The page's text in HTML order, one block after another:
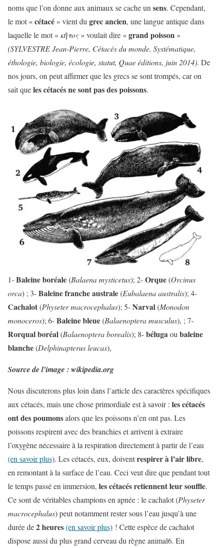
noms que l’on donne aux animaux se cache un sens. Cependant,
le mot «cétacé » vient du grec ancien, une langue antique dans
laquelle le mot « κῆτος» voulait dire «grand poisson »
(SYLVESTRE Jean-Pierre, Cétacés du monde. Systématique,
éthologie, biologie, écologie, statut, Quae éditions, juin 2014). De
nos jours, on peut affirmer que les grecs se sont trompés, car on
sait queles cétacés ne sont pas des poissons.
1-Baleine boréale(Balaena mysticetus); 2-Orque(Orcinus
orca) ; 3-Baleine franche australe(Eubalaena australis); 4-
Cachalot(Physeter macrocephalus); 5-Narval(Monodon
monoceros); 6-Baleine bleue(Balaenoptera musculus), ; 7-
Rorqual boréal(Balaenoptera borealis); 8-bélugaou baleine
blanche(Delphinapterus leucas),
Source de l’image : wikipedia.org
Nous discuterons plus loin dans l’article des caractères spécifiques
aux cétacés, mais une chose primordiale est à savoir : les cétacés
ont des poumonsalors que les poissons n’en ont pas. Les
poissons respirent avec des branchies et arrivent à extraire
l’oxygène nécessaire à la respiration directement à partir de l’eau
(en savoir plus). Les cétacés, eux, doiventrespirer à l’air libre,
en remontant à la surface de l’eau. Ceci veut dire que pendant tout
le temps passé en immersion, les cétacés retiennent leur souffle.
Ce sont de véritables champions en apnée : le cachalot (Physeter
macrocephalus) peut notamment rester sous l’eau jusqu’à une
durée de2 heures(en savoir plus) ! Cette espèce de cachalot
dispose aussi du plus grand cerveau du règne animal6. En